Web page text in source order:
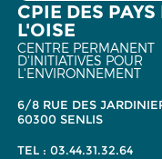
CPIE DES PAYS
L'OISE
CENTRE PERMANENT
D'INITIATIVES POUR
L'ENVIRONNEMENT
6/8 RUE DES
60300 SENLIS
TEL : 03.44.31.32.64